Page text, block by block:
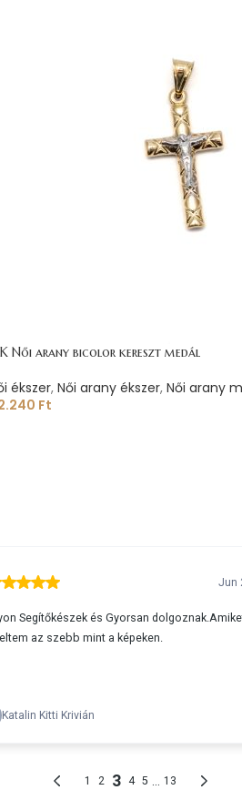
Női arany bicolor kereszt medál
ékszer, Női arany ékszer, Női arany
Ft